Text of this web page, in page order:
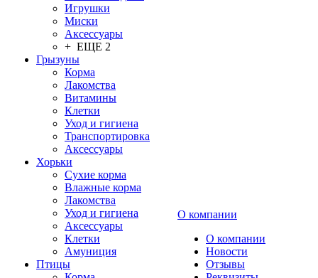
Игрушки
Миски
Аксессуары
+ ЕЩЕ 2
Грызуны
Корма
Лакомства
Витамины
Клетки
Уход и гигиена
Транспортировка
Аксессуары
Хорьки
Сухие корма
Влажные корма
Лакомства
Уход и гигиена
Аксессуары
Клетки
Амуниция
Птицы
О компании
О компании
Новости
Отзывы